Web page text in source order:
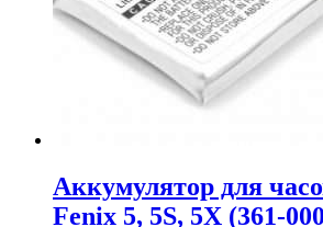
Аккумулятор для
Fenix 5, 5S, 5X (361-